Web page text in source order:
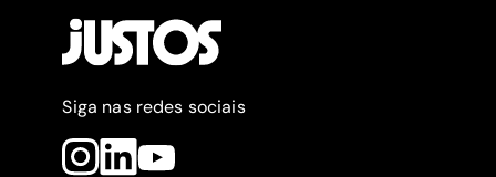
Siga nas redes sociais